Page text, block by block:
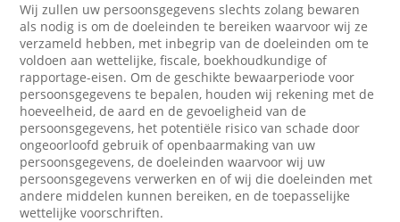
Wij zullen uw persoonsgegevens slechts zolang bewaren
als nodig is om de doeleinden te bereiken waarvoor wij ze
verzameld hebben, met inbegrip van de doeleinden om te
voldoen aan wettelijke, fiscale, boekhoudkundige of
rapportage-eisen. Om de geschikte bewaarperiode voor
persoonsgegevens te bepalen, houden wij rekening met de
hoeveelheid, de aard en de gevoeligheid van de
persoonsgegevens, het potentiële risico van schade door
ongeoorloofd gebruik of openbaarmaking van uw
persoonsgegevens, de doeleinden waarvoor wij uw
persoonsgegevens verwerken en of wij die doeleinden met
andere middelen kunnen bereiken, en de toepasselijke
wettelijke voorschriften.